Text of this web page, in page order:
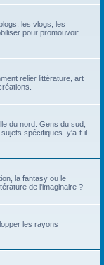
les vlogs, les
pour promouvoir
relier littérature, art
du nord. Gens du sud,
spécifiques. y'a-t-il
la fantasy ou le
de l'imaginaire ?
les rayons